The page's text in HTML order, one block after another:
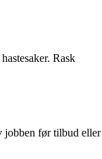
Rask
jobben før tilbud eller